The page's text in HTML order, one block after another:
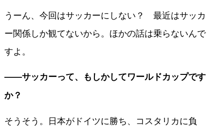
うーん、今回はサッカーにしない？ 最近はサッカ
ー関係しか観てないから。ほかの話は乗らないんで
すよ。
――サッカーって、もしかしてワールドカップです
か？
そうそう。日本がドイツに勝ち、コスタリカに負